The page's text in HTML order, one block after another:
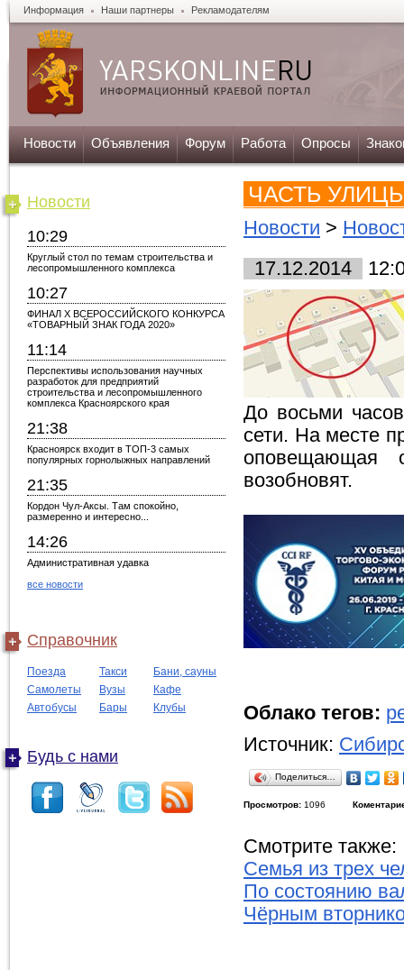
Информация Наши партнеры Рекламодателям
Новости Объявления Форум Работа Опросы
Новости
10:29
Круглый стол по темам строительства и
лесопромышленного комплекса
10:27
ФИНАЛ X ВСЕРОССИЙСКОГО КОНКУРСА
«ТОВАРНЫЙ ЗНАК ГОДА 2020»
11:14
Перспективы использования научных
разработок для предприятий
строительства и лесопромышленного
комплекса Красноярского края
21:38
Красноярск входит в ТОП-3 самых
популярных горнолыжных направлений
21:35
Кордон Чул-Аксы. Там спокойно,
размеренно и интересно...
14:26
Административная удавка
все новости
Справочник
Поезда Такси
Бани, сауны
Самолеты
Вузы
Кафе
Автобусы
Бары Клубы
Будь с нами
ЧАСТЬ
Новости >
17.12.2014
До восьми
сети. На месте
оповещающая
возобновят.
Облако тегов:
Источник:
Поделиться…
Просмотров: 1096
Смотрите также:
Семья из трех
По состоянию
Чёрным